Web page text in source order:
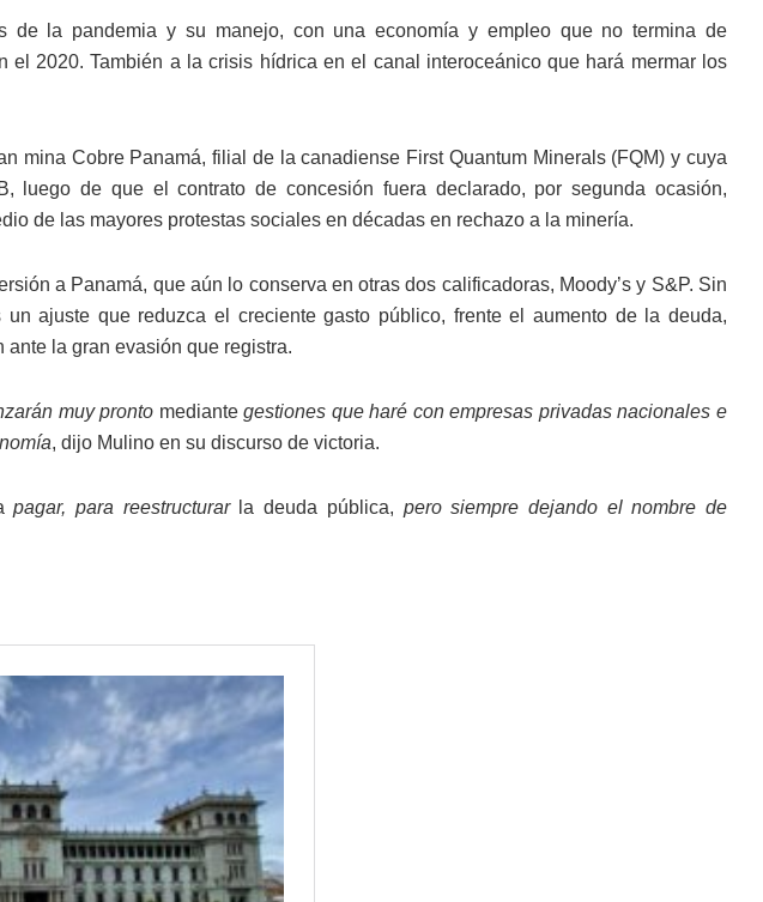
de la pandemia y su manejo, con una economía y empleo que no termina de
el 2020. También a la crisis hídrica en el canal interoceánico que hará mermar los
mina Cobre Panamá, filial de la canadiense First Quantum Minerals (FQM) y cuya
luego de que el contrato de concesión fuera declarado, por segunda ocasión,
de las mayores protestas sociales en décadas en rechazo a la minería.
a Panamá, que aún lo conserva en otras dos calificadoras, Moody’s y S&P. Sin
ajuste que reduzca el creciente gasto público, frente el aumento de la deuda,
la gran evasión que registra.
muy pronto mediantegestiones que haré con empresas privadas nacionales e
, dijo Mulino en su discurso de victoria.
pagar, para reestructurarla deuda pública, pero siempre dejando el nombre de